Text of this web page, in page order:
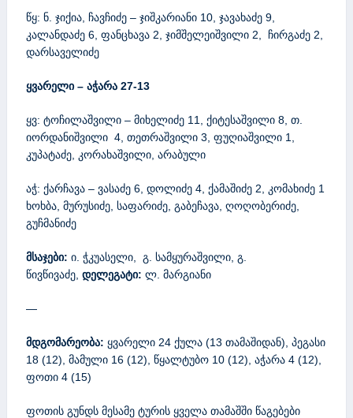
წყ: ნ. ჯიქია, ჩავჩიძე – ჯიშკარიანი 10, ჯავახაძე 9,
კალანდაძე 6, ფანცხავა 2, ჯიმშელეიშვილი 2, ჩირგაძე 2,
დარსაველიძე
ყვარელი – აჭარა 27-13
ყვ: ტოჩილაშვილი – მიხელიძე 11, ქიტესაშვილი 8, თ.
იორდანიშვილი 4, თეთრაშვილი 3, ფუღიაშვილი 1,
კუპატაძე, კორახაშვილი, არაბული
აჭ: ქარჩავა – ვასაძე 6, დოლიძე 4, ქამაშიძე 2, კომახიძე 1
ხოხბა, მურუსიძე, საფარიძე, გაბეჩავა, ღოღობერიძე,
გუჩმანიძე
მსაჯები: ი. ჭკუასელი, გ. სამყურაშვილი, გ.
წივწივაძე, დელეგატი: ლ. მარგიანი
—
მდგომარეობა: ყვარელი 24 ქულა (13 თამაშიდან), პეგასი
18 (12), მამული 16 (12), წყალტუბო 10 (12), აჭარა 4 (12),
ფოთი 4 (15)
ფოთის გუნდს მესამე ტურის ყველა თამაშში წაგებები